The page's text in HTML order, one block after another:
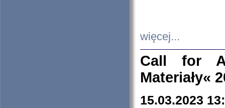
więcej...
Call for
Materiały«
15.03.2023